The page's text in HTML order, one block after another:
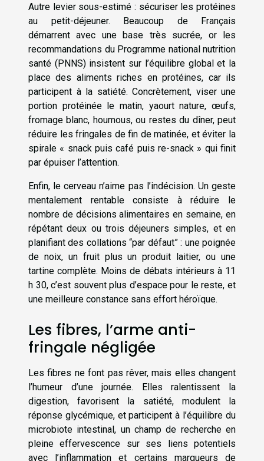
Autre levier sous-estimé : sécuriser les protéines
au petit-déjeuner. Beaucoup de Français
démarrent avec une base très sucrée, or les
recommandations du Programme national nutrition
santé (PNNS) insistent sur l’équilibre global et la
place des aliments riches en protéines, car ils
participent à la satiété. Concrètement, viser une
portion protéinée le matin, yaourt nature, œufs,
fromage blanc, houmous, ou restes du dîner, peut
réduire les fringales de fin de matinée, et éviter la
spirale « snack puis café puis re-snack » qui finit
par épuiser l’attention.
Enfin, le cerveau n’aime pas l’indécision. Un geste
mentalement rentable consiste à réduire le
nombre de décisions alimentaires en semaine, en
répétant deux ou trois déjeuners simples, et en
planifiant des collations “par défaut” : une poignée
de noix, un fruit plus un produit laitier, ou une
tartine complète. Moins de débats intérieurs à 11
h 30, c’est souvent plus d’espace pour le reste, et
une meilleure constance sans effort héroïque.
Les fibres, l’arme anti-
fringale négligée
Les fibres ne font pas rêver, mais elles changent
l’humeur d’une journée. Elles ralentissent la
digestion, favorisent la satiété, modulent la
réponse glycémique, et participent à l’équilibre du
microbiote intestinal, un champ de recherche en
pleine effervescence sur ses liens potentiels
avec l’inflammation et certains marqueurs de